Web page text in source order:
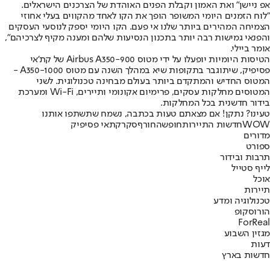
אפ ניישן" ואת האמון וקבלת הפנים האוהדת של הצרכנים הישראלים.
"לוח הזמנים היומי המשופר הופך את הקו לאחד מהקווים בעלי אחוזי
הצמיחה המהירים ביותר שלנו אי פעם. הקו היומי יספק לנוסעי העסקים
והפנאי גמישות רבה יותר בתכנון הנסיעות שלהם ומענה מקיף לצרכיהם",
אומר ביילי.
הטיסות היומיות יופעלו על ידי מטוס Airbus A350-900 של קת'אי
פסיפיק, שיתוגבר בתקופות שיא במהלך השנה עם מטוס A350-1000 -
המטוס החדיש והמתקדם ביותר בעולם מבחינה טכנולוגית. לשני
המטוסים מחלקות עסקים, פרימיום אקונומי ותיירים, Wi-Fi ומערכת
בידור חדשנית בכל המחלקות.
טעינו? נתקן! אם מצאתם טעות בכתבה, נשמח שתשתפו אותנו
WOWחדשות התיירותחופשהחורףסקרקתאי פסיפיק
מדורים
ספורט
תרבות ובידור
לייף סטייל
אוכל
תיירות
טכנולוגיה ומדע
הורוסקופ
ForReal
מגזין השבוע
דעות
חדשות בארץ